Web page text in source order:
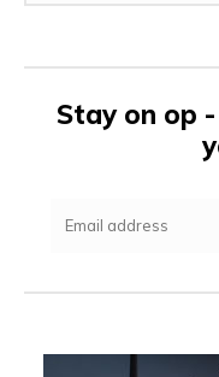
Stay on op